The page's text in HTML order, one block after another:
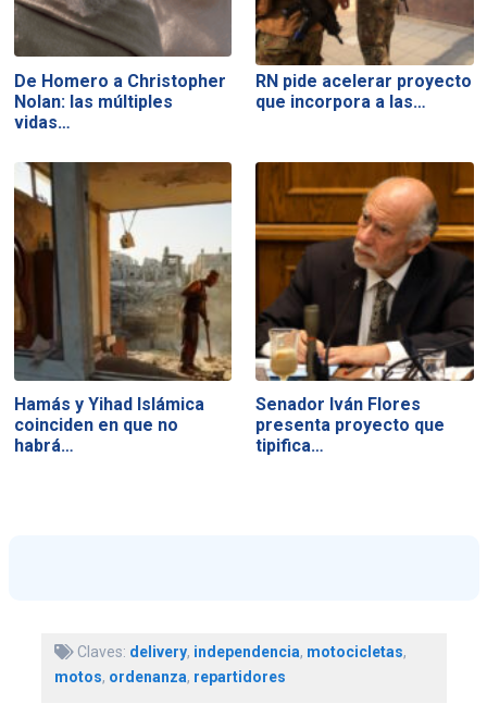
De Homero a Christopher
Nolan: las múltiples
vidas…
RN pide acelerar proyecto
que incorpora a las…
Hamás y Yihad Islámica
coinciden en que no
habrá…
Senador Iván Flores
presenta proyecto que
tipifica…
Claves: delivery, independencia, motocicletas,
motos, ordenanza, repartidores